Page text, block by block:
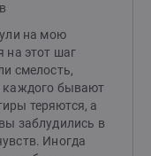
на мою
на этот шаг
смелость,
каждого бывают
теряются, а
заблудились в
Иногда